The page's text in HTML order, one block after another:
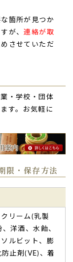
ウムクーヘン(動
わせた家族が
族が圧倒されて
は良いものを見
セージ入れバウ
箇所が見つか
が、連絡が取
させていただ
・学校・団体
す。お気軽に
限・保存方法
リーム(乳製
洋酒、水飴、
ルビット、膨
止剤(VE)、着